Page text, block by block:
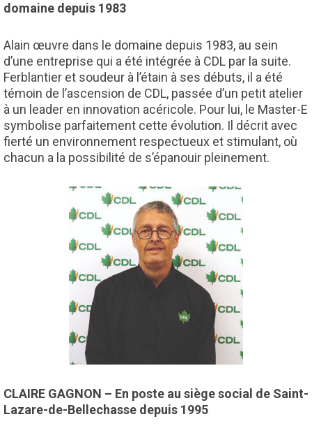
domaine depuis 1983
Alain œuvre dans le domaine depuis 1983, au sein
d’une entreprise qui a été intégrée à CDL par la suite.
Ferblantier et soudeur à l’étain à ses débuts, il a été
témoin de l’ascension de CDL, passée d’un petit atelier
à un leader en innovation acéricole. Pour lui, le Master-E
symbolise parfaitement cette évolution. Il décrit avec
fierté un environnement respectueux et stimulant, où
chacun a la possibilité de s’épanouir pleinement.
CLAIRE GAGNON – En poste au siège social de Saint-
Lazare-de-Bellechasse depuis 1995